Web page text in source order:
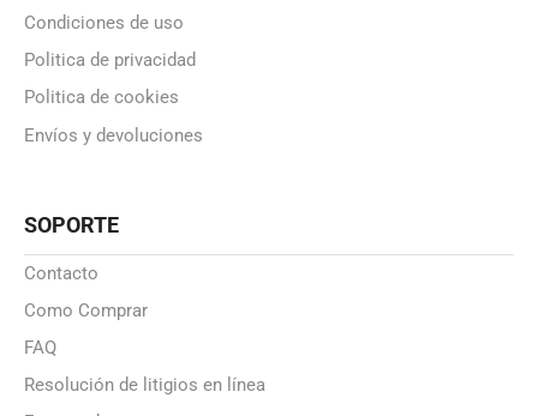
Condiciones de uso
Politica de privacidad
Politica de cookies
Envíos y devoluciones
SOPORTE
Contacto
Como Comprar
FAQ
Resolución de litigios en línea